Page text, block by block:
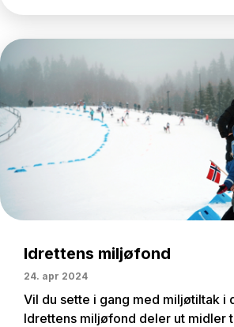
Idrettens miljøfond
24. apr 2024
Vil du sette i gang med miljøtiltak i
Idrettens miljøfond deler ut midler